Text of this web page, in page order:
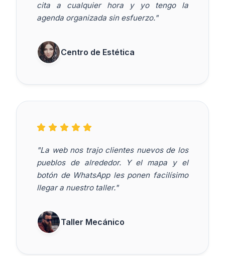
cita a cualquier hora y yo tengo la
agenda organizada sin esfuerzo."
Centro de Estética
"La web nos trajo clientes nuevos de los
pueblos de alrededor. Y el mapa y el
botón de WhatsApp les ponen facilísimo
llegar a nuestro taller."
Taller Mecánico